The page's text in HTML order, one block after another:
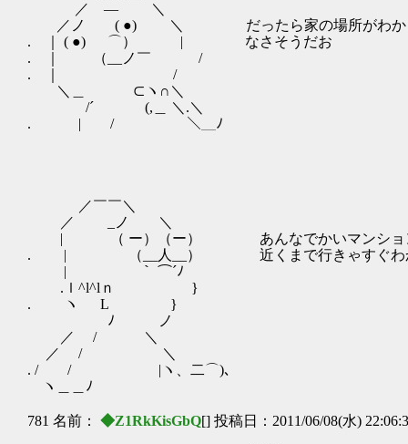
／ ― ＼
／ノ ( ●) ＼ だったら家の場所がわからな
. ｜ ( ●) ⌒） | なさそうだお
. ｜ （__ノ￣ /
. ｜ /
＼＿ ⊂ヽ∩＼
/´ (,＿ ＼.＼
. | / ＼＿ﾉ
／￣￣＼
／ _ノ ＼
| （ ー）（ー） あんなでかいマンショ
. | （__人__） 近くまで行きゃすぐわか
| ｀ ⌒´ﾉ
.ｌ^l^lｎ }
. ヽ L }
ゝ ﾉ ノ
／ / ＼
／ / ＼
. / / |ヽ、二⌒)､
ヽ＿＿ﾉ
781 名前： ◆Z1RkKisGbQ[] 投稿日：2011/06/08(水)